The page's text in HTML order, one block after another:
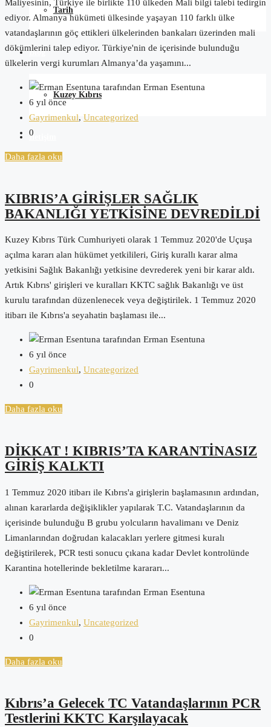
Tarih
Blog
Kuzey Kıbrıs
İletişim
Maliyesinin, Türkiye ile birlikte 110 ülkeden Mali bilgi talebi tedirgin
ediyor. Almanya hükümeti ülkesinde yaşayan 110 farklı ülke
vatandaşlarının göç ettikleri ülkelerinden bankaları üzerinden mali
dökümlerini talep ediyor. Türkiye'nin de içerisinde bulunduğu
ülkelerin vergi kurumları Almanya’da yaşamını...
tarafından Erman Esentuna
6 yıl önce
Gayrimenkul, Uncategorized
0
Daha fazla oku
KIBRIS’A GİRİŞLER SAĞLIK
BAKANLIĞI YETKİSİNE DEVREDİLDİ
Kuzey Kıbrıs Türk Cumhuriyeti olarak 1 Temmuz 2020'de Uçuşa
açılma kararı alan hükümet yetkilileri, Giriş kurallı karar alma
yetkisini Sağlık Bakanlığı yetkisine devrederek yeni bir karar aldı.
Artık Kıbrıs' girişleri ve kuralları KKTC sağlık Bakanlığı ve üst
kurulu tarafından düzenlenecek veya değiştirilek. 1 Temmuz 2020
itibarı ile Kıbrıs'a seyahatin başlaması ile...
tarafından Erman Esentuna
6 yıl önce
Gayrimenkul, Uncategorized
0
Daha fazla oku
DİKKAT ! KIBRIS’TA KARANTİNASIZ
GİRİŞ KALKTI
1 Temmuz 2020 itibarı ile Kıbrıs'a girişlerin başlamasının ardından,
alınan kararlarda değişiklikler yapılarak T.C. Vatandaşlarının da
içerisinde bulunduğu B grubu yolcuların havalimanı ve Deniz
Limanlarından doğrudan kalacakları yerlere gitmesi kuralı
değiştirilerek, PCR testi sonucu çıkana kadar Devlet kontrolünde
Karantina hotellerinde bekletilme karararı...
tarafından Erman Esentuna
6 yıl önce
Gayrimenkul, Uncategorized
0
Daha fazla oku
Kıbrıs’a Gelecek TC Vatandaşlarının PCR
Testlerini KKTC Karşılayacak